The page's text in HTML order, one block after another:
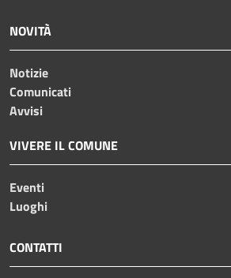
NOVITÀ
Notizie
Comunicati
Avvisi
VIVERE IL COMUNE
Eventi
Luoghi
CONTATTI